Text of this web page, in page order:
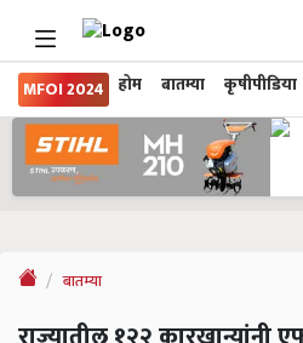
MFOI 2024 होम बातम्या कृषीपीडिया
बातम्या